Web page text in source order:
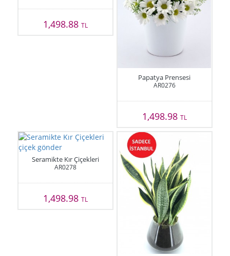
1,498.88TL
Papatya Prensesi
AR0276
1,498.98 TL
Seramikte Kır Çiçekleri
AR0278
1,498.98TL